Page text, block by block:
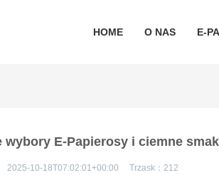
HOME O NAS E-
E-Papierosy i ciemne
2025-10-18T07:02:01+00:00 Trzask： 212